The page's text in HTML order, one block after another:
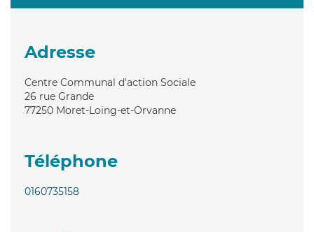
Adresse
Centre Communal d'action Sociale
26 rue Grande
77250 Moret-Loing-et-Orvanne
Téléphone
0160735158